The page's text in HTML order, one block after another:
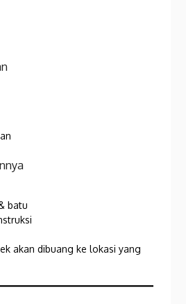
batu
akan dibuang ke lokasi yang